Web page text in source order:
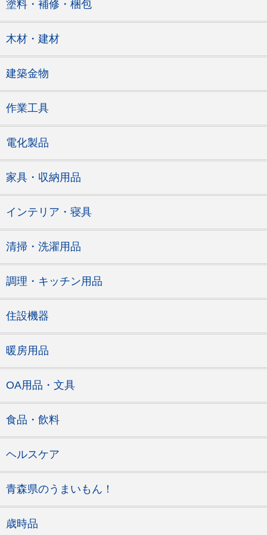
塗料・補修・梱包
木材・建材
建築金物
作業工具
電化製品
家具・収納用品
インテリア・寝具
清掃・洗濯用品
調理・キッチン用品
住設機器
暖房用品
OA用品・文具
食品・飲料
ヘルスケア
青森県のうまいもん！
歳時品